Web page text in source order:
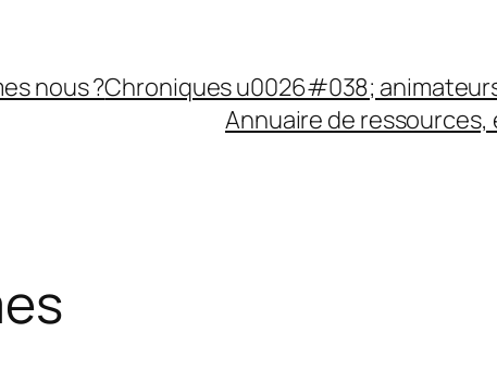
nous ?Chroniques u0026#038;
Annuaire de